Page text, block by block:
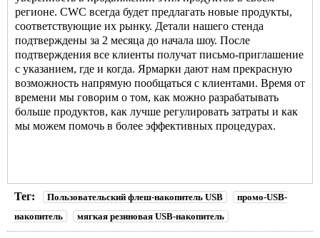
регионе. CWC всегда будет предлагать новые продукты,
соответствующие их рынку. Детали нашего стенда
подтверждены за 2 месяца до начала шоу. После
подтверждения все клиенты получат письмо-приглашение
с указанием, где и когда. Ярмарки дают нам прекрасную
возможность напрямую пообщаться с клиентами. Время от
времени мы говорим о том, как можно разрабатывать
больше продуктов, как лучше регулировать затраты и как
мы можем помочь в более эффективных процедурах.
Тег: Пользовательский флеш-накопитель USB
промо-USB-
накопитель
мягкая резиновая USB-накопитель